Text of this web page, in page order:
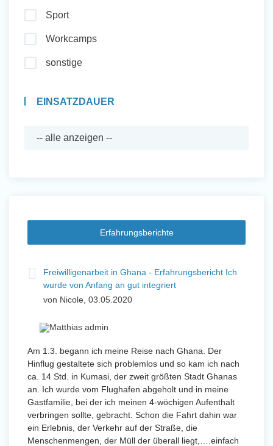
Sport
Workcamps
sonstige
EINSATZDAUER
Erfahrungsberichte
Freiwilligenarbeit in Ghana - Erfahrungsbericht Ich
wurde von Anfang an gut integriert
von Nicole, 03.05.2020
Am 1.3. begann ich meine Reise nach Ghana. Der
Hinflug gestaltete sich problemlos und so kam ich nach
ca. 14 Std. in Kumasi, der zweit größten Stadt Ghanas
an. Ich wurde vom Flughafen abgeholt und in meine
Gastfamilie, bei der ich meinen 4-wöchigen Aufenthalt
verbringen sollte, gebracht. Schon die Fahrt dahin war
ein Erlebnis, der Verkehr auf der Straße, die
Menschenmengen, der Müll der überall liegt,….einfach